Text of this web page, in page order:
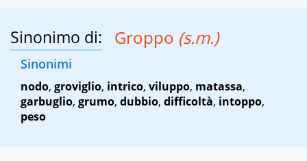
Sinonimo di: Groppo (s.m.)
Sinonimi
nodo, groviglio, intrico, viluppo, matassa,
garbuglio, grumo, dubbio, difficoltà, intoppo,
peso